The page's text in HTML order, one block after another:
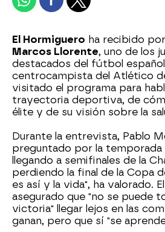
El Hormiguero ha recibido
Marcos Llorente, uno de los
destacados del fútbol español
centrocampista del Atlético
visitado el programa para
trayectoria deportiva, de
élite y de su visión sobre la
Durante la entrevista, Pablo
preguntado por la temporada
llegando a semifinales de la
perdiendo la final de la Copa
es así y la vida", ha valorado.
asegurado que "no se puede
victoria" llegar lejos en las
ganan, pero que sí "se